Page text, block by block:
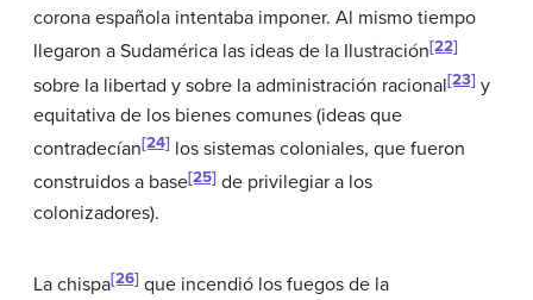
corona española intentaba imponer. Al mismo tiempo
llegaron a Sudamérica las ideas de la Ilustración[22]
sobre la libertad y sobre la administración racional[23] y
equitativa de los bienes comunes (ideas que
contradecían[24] los sistemas coloniales, que fueron
construidos a base[25] de privilegiar a los
colonizadores).
La chispa[26] que incendió los fuegos de la